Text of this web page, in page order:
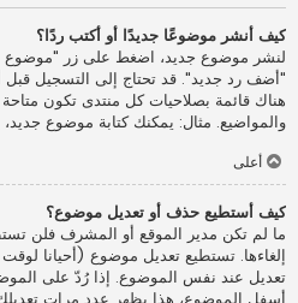
كيف أنشر موضوعًا جديدًا أو أكتب ردًا؟
لنشر موضوع جديد، اضغط على زر "موضوع
"أضف رد جديد". قد تحتاج إلى التسجيل قبل
هناك قائمة بصلاحيات كل منتدى تكون
والمواضيع. مثال: يمكنك كتابة موضوع
أعلى
كيف أستطيع حذف أو تعديل موضوع؟
ما لم تكن مدير الموقع أو المشرف فلن
إلغاءها. تستطيع تعديل موضوع (أحيانا
تعديل عند نفس الموضوع. إذا رُدّ على